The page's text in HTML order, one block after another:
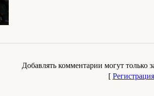
Добавлять комментарии могут только
[ Регистрация